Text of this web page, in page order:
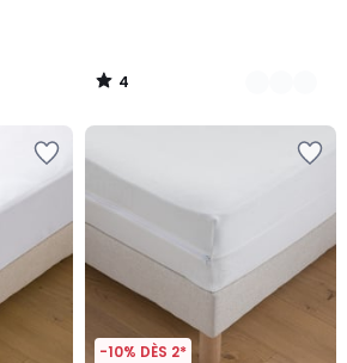
4
/
-10% DÈS 2*